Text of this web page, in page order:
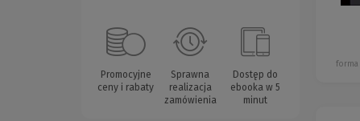
Promocyjne
ceny i rabaty
Sprawna
realizacja
zamówienia
Dostęp do
ebooka w 5
minut
forma